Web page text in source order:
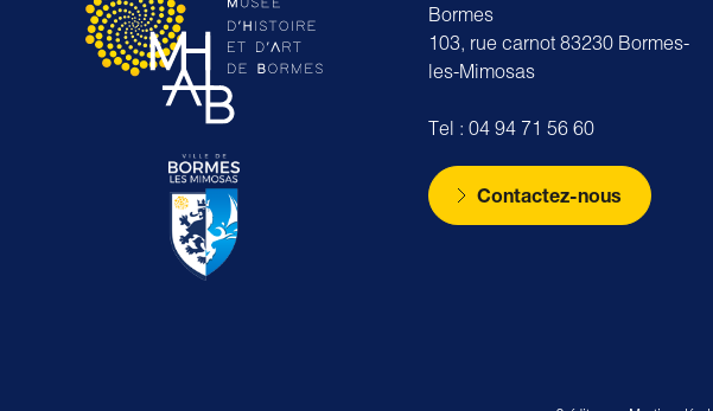
Bormes
103, rue carnot 83230 Bormes-
les-Mimosas
Tel : 04 94 71 56 60
Contactez-nous